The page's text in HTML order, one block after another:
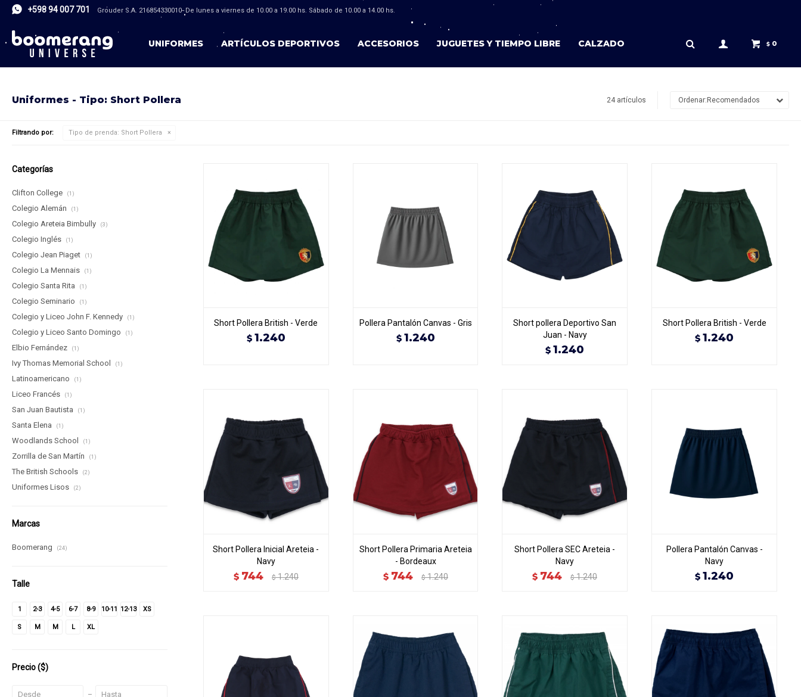
UNIFORMES ARTÍCULOS DEPORTIVOS ACCESORIOS JUGUETES Y TIEMPO LIBRE CALZADO $ 0
+598 94 007 701 Grouder S.A. 216854330010- De lunes a viernes de 10.00 a 19.00 hs. Sábado de 10.00 a 14.00 hs.
Uniformes - Tipo: Short Pollera 24 artículos Recomendados
Filtrando por: Tipo de prenda: Short Pollera
Short Pollera British - Verde
$ 1.240
Pollera Pantalón Canvas - Gris
$ 1.240
Short pollera Deportivo San
Juan - Navy
$ 1.240
Short Pollera British - Verde
$ 1.240
Short Pollera Inicial Areteia -
Navy
$ 744 $ 1.240
Short Pollera Primaria Areteia
- Bordeaux
$ 744 $ 1.240
Short Pollera SEC Areteia -
Navy
$ 744 $ 1.240
Pollera Pantalón Canvas -
Navy
$ 1.240
Categorías
Clifton College (1)
Colegio Alemán (1)
Colegio Areteia Bimbully (3)
Colegio Inglés (1)
Colegio Jean Piaget (1)
Colegio La Mennais (1)
Colegio Santa Rita (1)
Colegio Seminario (1)
Colegio y Liceo John F. Kennedy (1)
Colegio y Liceo Santo Domingo (1)
Elbio Fernández (1)
Ivy Thomas Memorial School (1)
Latinoamericano (1)
Liceo Francés (1)
San Juan Bautista (1)
Santa Elena (1)
Woodlands School (1)
Zorrilla de San Martín (1)
The British Schools (2)
Uniformes Lisos (2)
Marcas
Boomerang (24)
Talle
1 2-3 4-5 6-7 8-9 10-11 12-13 XS
S M M L XL
Precio($)